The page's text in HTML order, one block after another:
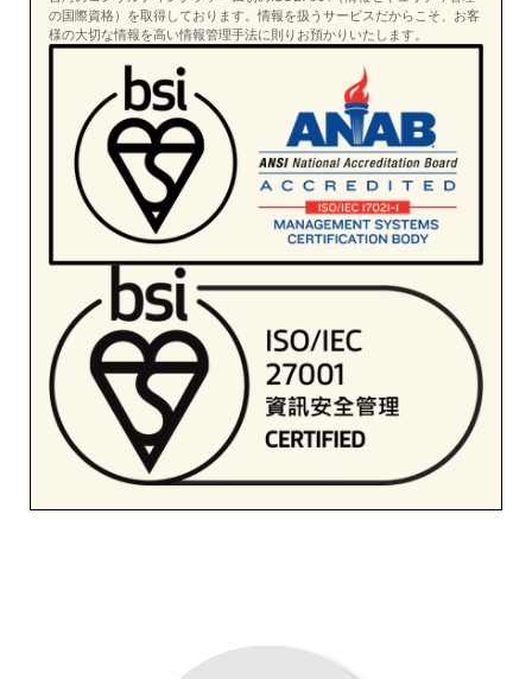
の国際資格）を取得しております。情報を扱うサービスだからこそ、お客
様の大切な情報を高い情報管理手法に則りお預かりいたします。